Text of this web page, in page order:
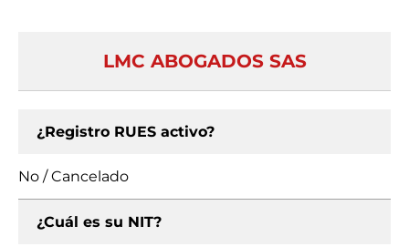
LMC ABOGADOS SAS
¿Registro RUES activo?
No / Cancelado
¿Cuál es su NIT?